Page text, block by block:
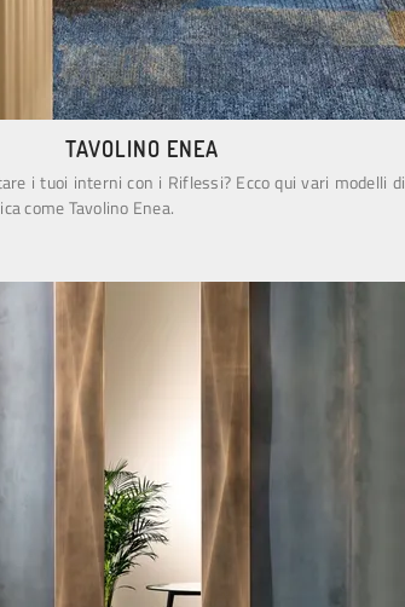
TAVOLINO ENEA
i tuoi interni con i Riflessi? Ecco qui vari modelli di
come Tavolino Enea.